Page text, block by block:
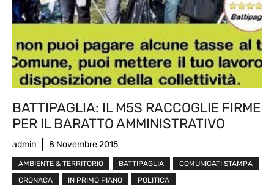
BATTIPAGLIA: IL M5S RACCOGLIE FIRME
PER IL BARATTO AMMINISTRATIVO
admin 8 Novembre 2015
AMBIENTE & TERRITORIO BATTIPAGLIA
COMUNICATI STAMPA
CRONACA
IN PRIMO PIANO POLITICA